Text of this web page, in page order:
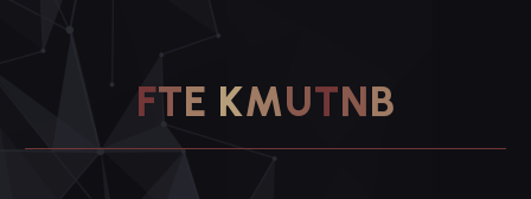
FTE KMUTNB